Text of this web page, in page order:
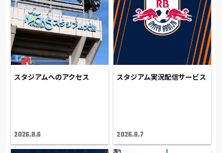
スタジアムへのアクセス
2026.8.6
スタジアム実況配信サービス
2026.8.7